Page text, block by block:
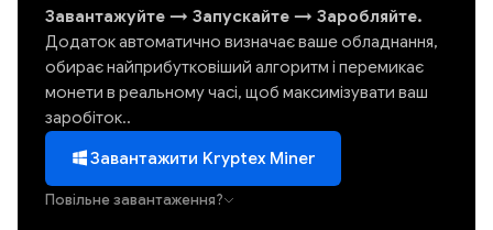
Завантажуйте → Запускайте → Заробляйте.
Додаток автоматично визначає ваше обладнання,
обирає найприбутковіший алгоритм і перемикає
монети в реальному часі, щоб максимізувати ваш
заробіток..
Завантажити Kryptex Miner
Повільне завантаження?